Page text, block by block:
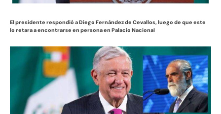
El presidente respondió a Diego Fernández de Cevallos, luego de que este
lo retara a encontrarse en persona en Palacio Nacional